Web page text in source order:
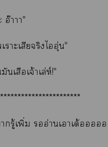
อ๊าาา"
าะเสียจริงไอุ่น"
เสือเจ้าเล่ห์!"
รู้เพิ่ม อ่านเาเด้อ